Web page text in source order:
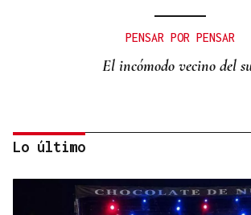
PENSAR POR PENSAR
El incómodo vecino del
Fernando Ramos
Lo último